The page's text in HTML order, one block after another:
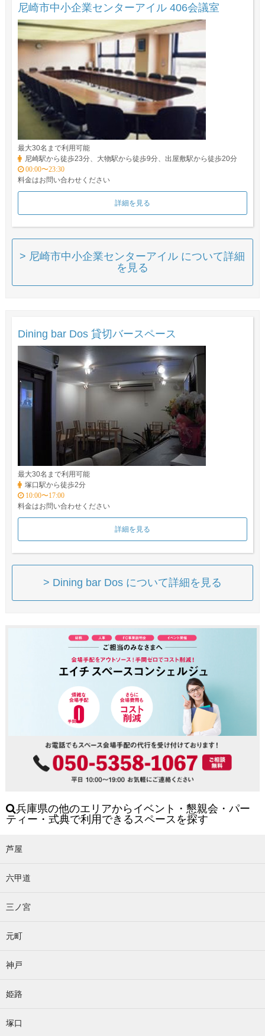
尼崎市中小企業センターアイル 406会議室
最大30名まで利用可能
尼崎駅から徒歩23分、大物駅から徒歩9分、出屋敷駅から徒歩20分
00:00〜23:30
料金はお問い合わせください
詳細を見る
> 尼崎市中小企業センターアイル について詳細
を見る
Dining bar Dos 貸切バースペース
最大30名まで利用可能
塚口駅から徒歩2分
10:00〜17:00
料金はお問い合わせください
詳細を見る
> Dining bar Dos について詳細を見る
兵庫県の他のエリアからイベント・懇親会・パー
ティー・式典で利用できるスペースを探す
芦屋
六甲道
三ノ宮
元町
神戸
姫路
塚口